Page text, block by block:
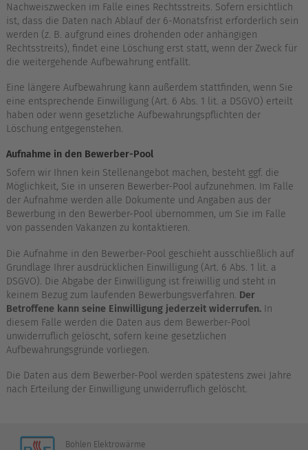
Nachweiszwecken im Falle eines Rechtsstreits. Sofern ersichtlich
ist, dass die Daten nach Ablauf der 6-Monatsfrist erforderlich sein
werden (z. B. aufgrund eines drohenden oder anhängigen
Rechtsstreits), findet eine Löschung erst statt, wenn der Zweck für
die weitergehende Aufbewahrung entfällt.
Eine längere Aufbewahrung kann außerdem stattfinden, wenn Sie
eine entsprechende Einwilligung (Art. 6 Abs. 1 lit. a DSGVO) erteilt
haben oder wenn gesetzliche Aufbewahrungspflichten der
Löschung entgegenstehen.
Aufnahme in den Bewerber-Pool
Sofern wir Ihnen kein Stellenangebot machen, besteht ggf. die
Möglichkeit, Sie in unseren Bewerber-Pool aufzunehmen. Im Falle
der Aufnahme werden alle Dokumente und Angaben aus der
Bewerbung in den Bewerber-Pool übernommen, um Sie im Falle
von passenden Vakanzen zu kontaktieren.
Die Aufnahme in den Bewerber-Pool geschieht ausschließlich auf
Grundlage Ihrer ausdrücklichen Einwilligung (Art. 6 Abs. 1 lit. a
DSGVO). Die Abgabe der Einwilligung ist freiwillig und steht in
keinem Bezug zum laufenden Bewerbungsverfahren. Der
Betroffene kann seine Einwilligung jederzeit widerrufen.In
diesem Falle werden die Daten aus dem Bewerber-Pool
unwiderruflich gelöscht, sofern keine gesetzlichen
Aufbewahrungsgründe vorliegen.
Die Daten aus dem Bewerber-Pool werden spätestens zwei Jahre
nach Erteilung der Einwilligung unwiderruflich gelöscht.
Bohlen Elektrowärme